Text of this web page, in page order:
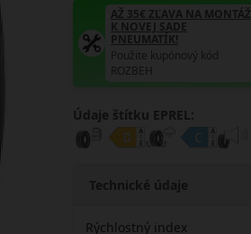
AŽ 35€ ZĽAVA NA MONTÁŽ
K NOVEJ SADE
PNEUMATÍK!
Použite kupónový kód
ROZBEH
Údaje štítku EPREL:
Technické údaje
Rýchlostný index